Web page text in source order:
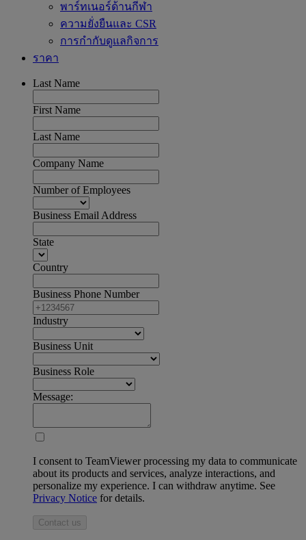
พาร์ทเนอร์ด้านกีฬา
ความยั่งยืนและ CSR
การกำกับดูแลกิจการ
ราคา
Last Name
First Name
Last Name
Company Name
Number of Employees
Business Email Address
State
Country
Business Phone Number
Industry
Business Unit
Business Role
Message:
I consent to TeamViewer processing my data to communicate
about its products and services, analyze interactions, and
personalize my experience. I can withdraw anytime. See
Privacy Notice for details.
Contact us